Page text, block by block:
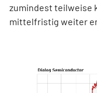
zumindest teilweise
mittelfristig weiter